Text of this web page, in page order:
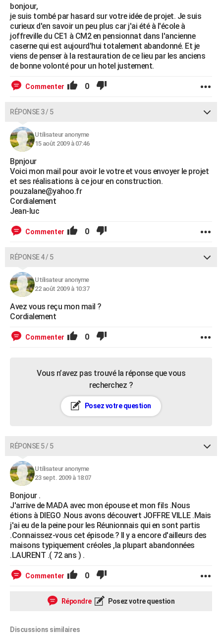
bonjour,
je suis tombé par hasard sur votre idée de projet. Je suis
curieux d'en savoir un peu plus car j'ai été à l'école à
joffreville du CE1 à CM2 en pensionnat dans l'ancienne
caserne qui est aujourd'hui totalement abandonné. Et je
viens de penser à la restauration de ce lieu par les anciens
de bonne volonté pour un hotel justement.
Commenter 0
RÉPONSE 3 / 5
Utilisateur anonyme
15 août 2009 à 07:46
Bpnjour
Voici mon mail pour avoir le votre et vous envoyer le projet
et ses réalisations à ce jour en construction.
pouzalane@yahoo.fr
Cordialement
Jean-luc
Commenter 0
RÉPONSE 4 / 5
Utilisateur anonyme
22 août 2009 à 10:37
Avez vous reçu mon mail ?
Cordialement
Commenter 0
Vous n’avez pas trouvé la réponse que vous
recherchez ?
Posez votre question
RÉPONSE 5 / 5
Utilisateur anonyme
23 sept. 2009 à 18:07
Bonjour .
J'arrive de MADA avec mon épouse et mon fils .Nous
étions à DIEGO .Nous avons découvert JOFFRE VILLE .Mais
j'ai eu de la peine pour les Réunionnais qui en sont partis
.Connaissez-vous cet épisode.? Il y a encore d'ailleurs des
maisons typiquement créoles ,la plupart abandonnées
.LAURENT .( 72 ans ) .
Commenter 0
Répondre Posez votre question
Discussions similaires